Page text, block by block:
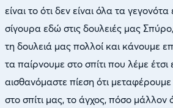
είναι το ότι δεν είναι όλα τα γεγονότα
σίγουρα εδώ στις δουλειές μας
τη δουλειά μας πολλοί και κάνουμε
τα παίρνουμε στο σπίτι που λέμε έτσι
αισθανόμαστε πίεση ότι
στο σπίτι μας, το άγχος, πόσο μάλλον